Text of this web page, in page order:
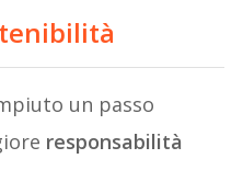
un passo
responsabilità